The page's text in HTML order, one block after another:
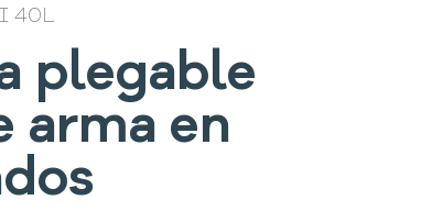
40L
plegable
arma en